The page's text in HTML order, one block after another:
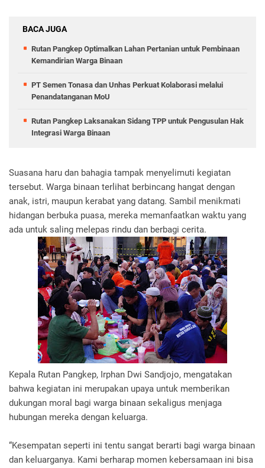
BACA JUGA
Rutan Pangkep Optimalkan Lahan Pertanian untuk Pembinaan
Kemandirian Warga Binaan
PT Semen Tonasa dan Unhas Perkuat Kolaborasi melalui
Penandatanganan MoU
Rutan Pangkep Laksanakan Sidang TPP untuk Pengusulan Hak
Integrasi Warga Binaan
Suasana haru dan bahagia tampak menyelimuti kegiatan
tersebut. Warga binaan terlihat berbincang hangat dengan
anak, istri, maupun kerabat yang datang. Sambil menikmati
hidangan berbuka puasa, mereka memanfaatkan waktu yang
ada untuk saling melepas rindu dan berbagi cerita.
Kepala Rutan Pangkep, Irphan Dwi Sandjojo, mengatakan
bahwa kegiatan ini merupakan upaya untuk memberikan
dukungan moral bagi warga binaan sekaligus menjaga
hubungan mereka dengan keluarga.
“Kesempatan seperti ini tentu sangat berarti bagi warga binaan
dan keluarganya. Kami berharap momen kebersamaan ini bisa